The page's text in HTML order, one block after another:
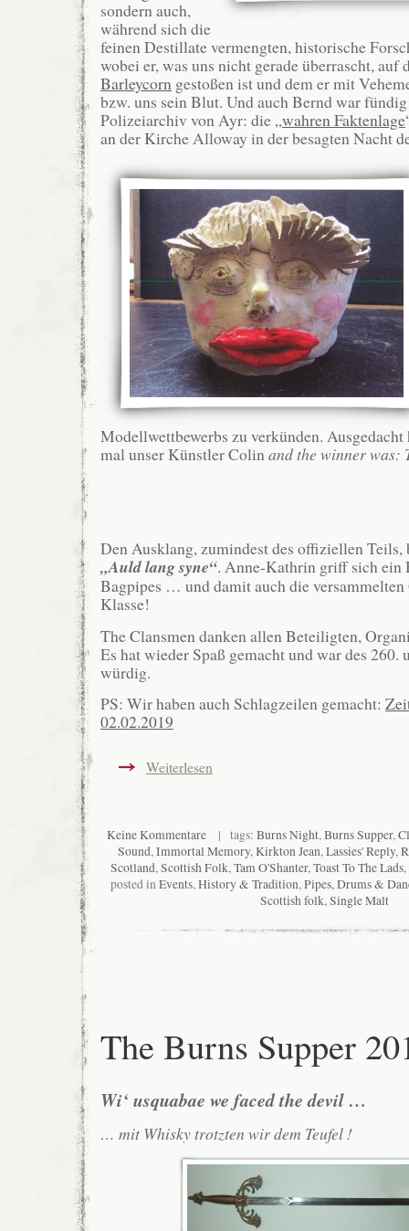
sondern auch,
während sich die
feinen Destillate vermengten, historische
wobei er, was uns nicht gerade überrascht, auf
Barleycorn gestoßen ist und dem er mit
bzw. uns sein Blut. Und auch Bernd war
Polizeiarchiv von Ayr: die „wahren Faktenlage
an der Kirche Alloway in der besagten Nacht
Modellwettbewerbs zu verkünden.
mal unser Künstler Colinand the winner was:
Den Ausklang, zumindest des offiziellen
„Auld lang syne“. Anne-Kathrin griff sich ein
Bagpipes … und damit auch die
Klasse!
The Clansmen danken allen Beteiligten,
Es hat wieder Spaß gemacht und war des 260.
würdig.
PS: Wir haben auch Schlagzeilen gemacht:
02.02.2019
Weiterlesen
Keine Kommentare| tags: Burns Night, Burns Supper,
Sound, Immortal Memory, Kirkton Jean, Lassies' Reply,
Scotland, Scottish Folk, Tam O'Shanter, Toast To The Lads,
posted in Events, History & Tradition, Pipes, Drums &
Scottish folk, Single Malt
The Burns Supper
Wi‘ usquabae we faced the devil …
… mit Whisky trotzten wir dem Teufel !